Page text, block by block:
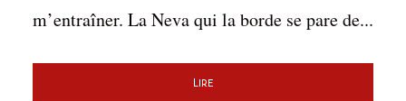
m’entraîner. La Neva qui la borde se pare de...
Lire